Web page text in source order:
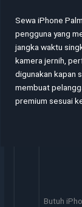
Sewa iPhone
pengguna yang
jangka waktu
kamera jernih,
digunakan kapan
membuat
premium sesuai
Butuh